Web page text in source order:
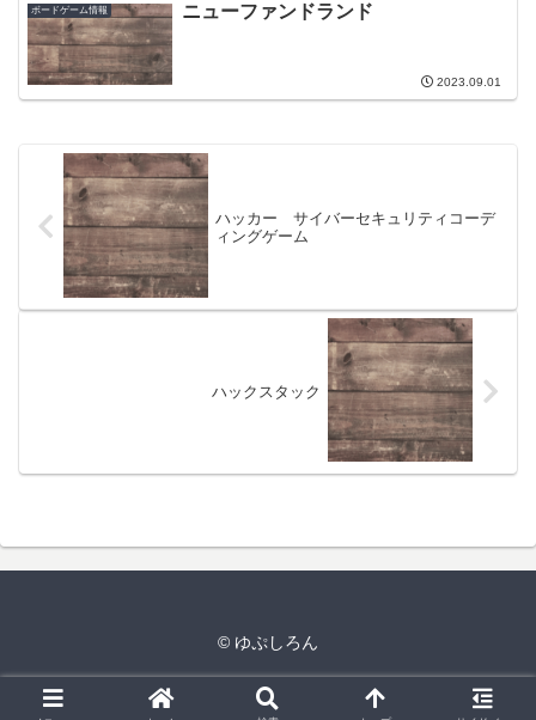
ボードゲーム情報 ニューファンドランド
2023.09.01
ハッカー サイバーセキュリティコーデ
ィングゲーム
ハックスタック
© ゆぷしろん